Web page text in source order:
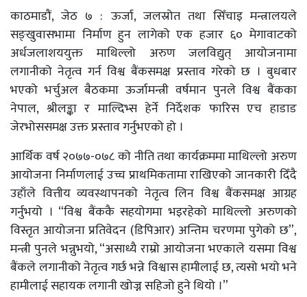
काठमाडौं, जेठ ७ : ऊर्जा, जलस्रोत तथा सिँचाइ मन्त्रालयले
सङ्खुवासभामा निर्माण हुन लागेको एक हजार ६० मेगावाटको
अर्धजलाशययुक्त माथिल्लो अरुण जलविद्युत् आयोजनामा
लगानीको नेतृत्व गर्न विश्व बैंकसमक्ष प्रस्ताव गरेको छ । बुधबार
भएको भर्चुअल बैठकमा ऊर्जामन्त्री वर्षमान पुनले विश्व बैंकका
नेपाल, श्रीलङ्का र माल्दिभ्स हेर्ने निर्देशक फारिस एच हाडाड
जेरभोससमक्ष उक्त प्रस्ताव गर्नुभएको हो ।
आर्थिक वर्ष २०७७-०७८ को नीति तथा कार्यक्रममा माथिल्लो अरुण
आयोजना निर्माणलाई उच्च प्राथमिकतामा राखिएको जानकारी दिँदै
उहाँले वित्तीय व्यवस्थापनको नेतृत्व लिन विश्व बैंकसमक्ष आग्रह
गर्नुभयो । “विश्व बैंककै सहयोगमा भइरहेको माथिल्लो अरुणको
विस्तृत आयोजना प्रतिवेदन (डिपिआर) अन्तिम चरणमा पुगेको छ”,
मन्त्री पुनले भन्नुभयो, “असाध्यै राम्रो आयोजना भएकाले यसमा विश्व
बैंकले लगानीको नेतृत्व गर्छ भन्ने विश्वास हामीलाई छ, त्यसो भयो भने
हामीलाई सहायक लगानी खोज्न सहिजो हुने थियो ।”